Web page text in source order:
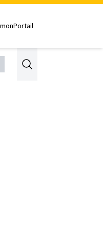
monPortail
Search